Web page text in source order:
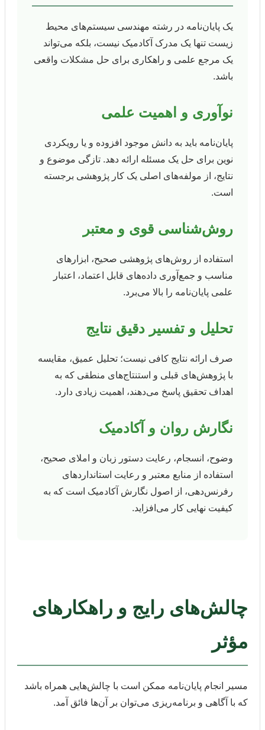
یک پایان‌نامه در رشته مهندسی سیستم‌های محیط
زیست تنها یک مدرک آکادمیک نیست، بلکه می‌تواند
یک مرجع علمی و راهکاری برای حل مشکلات واقعی
باشد.
نوآوری و اهمیت علمی
پایان‌نامه باید به دانش موجود افزوده و یا رویکردی
نوین برای حل یک مسئله ارائه دهد. تازگی موضوع و
نتایج، از مولفه‌های اصلی یک کار پژوهشی برجسته
است.
روش‌شناسی قوی و معتبر
استفاده از روش‌های پژوهشی صحیح، ابزارهای
مناسب و جمع‌آوری داده‌های قابل اعتماد، اعتبار
علمی پایان‌نامه را بالا می‌برد.
تحلیل و تفسیر دقیق نتایج
صرف ارائه نتایج کافی نیست؛ تحلیل عمیق، مقایسه
با پژوهش‌های قبلی و استنتاج‌های منطقی که به
اهداف تحقیق پاسخ می‌دهند، اهمیت زیادی دارد.
نگارش روان و آکادمیک
وضوح، انسجام، رعایت دستور زبان و املای صحیح،
استفاده از منابع معتبر و رعایت استاندارد‌های
رفرنس‌دهی، از اصول نگارش آکادمیک است که به
کیفیت نهایی کار می‌افزاید.
چالش‌های رایج و راهکارهای
مؤثر
مسیر انجام پایان‌نامه ممکن است با چالش‌هایی همراه باشد
که با آگاهی و برنامه‌ریزی می‌توان بر آن‌ها فائق آمد.